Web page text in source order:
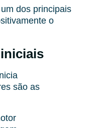
dos principais
o
são as